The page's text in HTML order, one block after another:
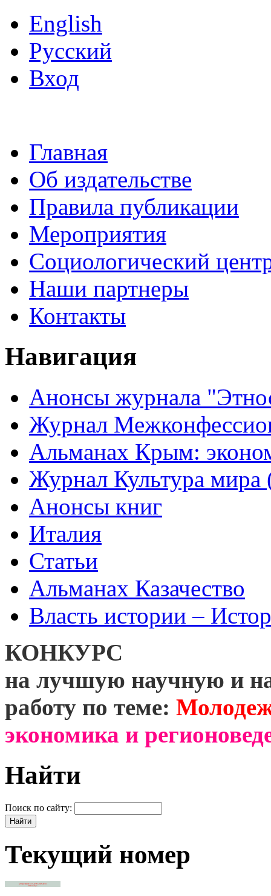
English
Русский
Вход
Главная
Об издательстве
Правила публикации
Мероприятия
Социологический
Наши партнеры
Контакты
Навигация
Анонсы журнала
Журнал
Альманах Крым:
Журнал Культура
Анонсы книг
Италия
Статьи
Альманах Казачество
Власть истории –
КОНКУРС
на лучшую научную и
работу по теме:
экономика и
Найти
Поиск по сайту:
Текущий номер